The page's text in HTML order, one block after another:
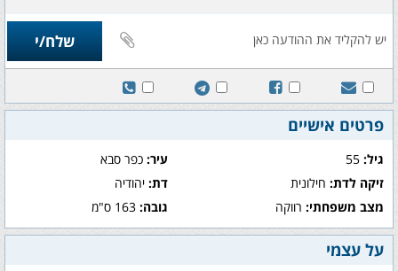
פרטים אישיים
גיל: עיר:כפר סבא
זיקה לדת: חילונית דת:יהודיה
מצב משפחתי: רווקה גובה:163 ס"מ
על עצמי